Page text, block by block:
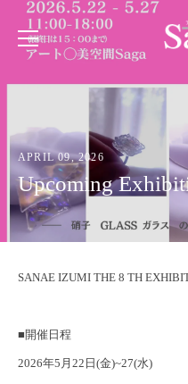
content
APRIL 09, 2026
Upcoming
SANAE IZUMI THE 8 TH
■開催日程
2026年5月22日(金)~27(水)